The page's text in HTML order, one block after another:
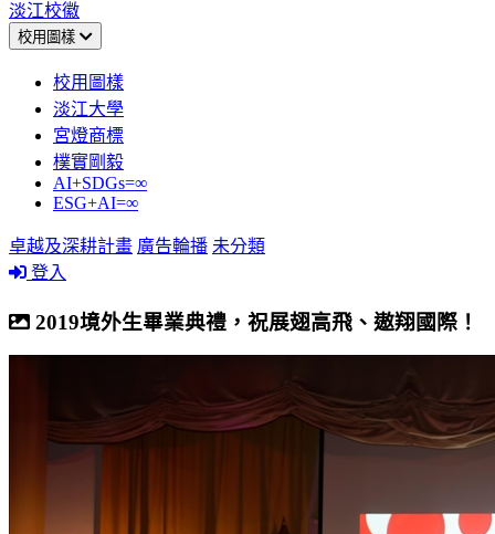
淡江校徽
校用圖樣
校用圖樣
淡江大學
宮燈商標
樸實剛毅
AI+SDGs=∞
ESG+AI=∞
卓越及深耕計畫 廣告輪播 未分類
登入
2019境外生畢業典禮，祝展翅高飛、遨翔國際！